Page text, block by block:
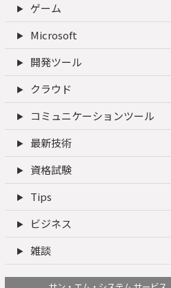
ゲーム
Microsoft
開発ツール
クラウド
コミュニケーションツール
最新技術
資格試験
Tips
ビジネス
雑談